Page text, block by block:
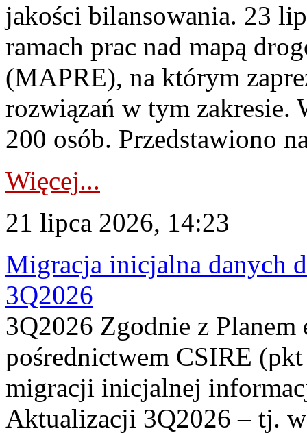
jakości bilansowania. 23
ramach prac nad mapą
(MAPRE), na którym
rozwiązań w tym zakresie.
200 osób. Przedstawiono
Więcej...
21 lipca 2026, 14:23
Migracja inicjalna danych
3Q2026
3Q2026 Zgodnie z
pośrednictwem CSIRE
migracji inicjalnej
Aktualizacji 3Q2026 – tj.